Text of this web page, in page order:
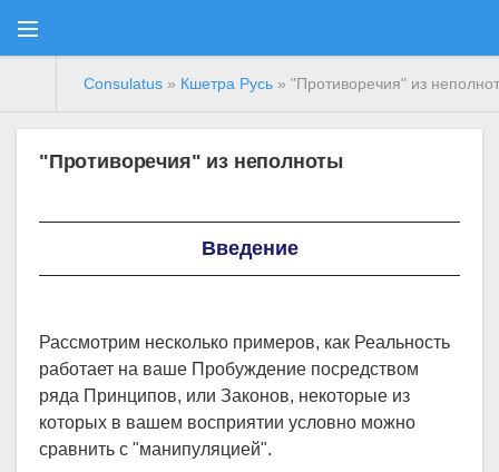
Consulatus » Кшетра Русь » "Противоречия" из
"Противоречия" из неполноты
Введение
Рассмотрим несколько примеров, как Реальность
работает на ваше Пробуждение посредством
ряда Принципов, или Законов, некоторые из
которых в вашем восприятии условно можно
сравнить с "манипуляцией".